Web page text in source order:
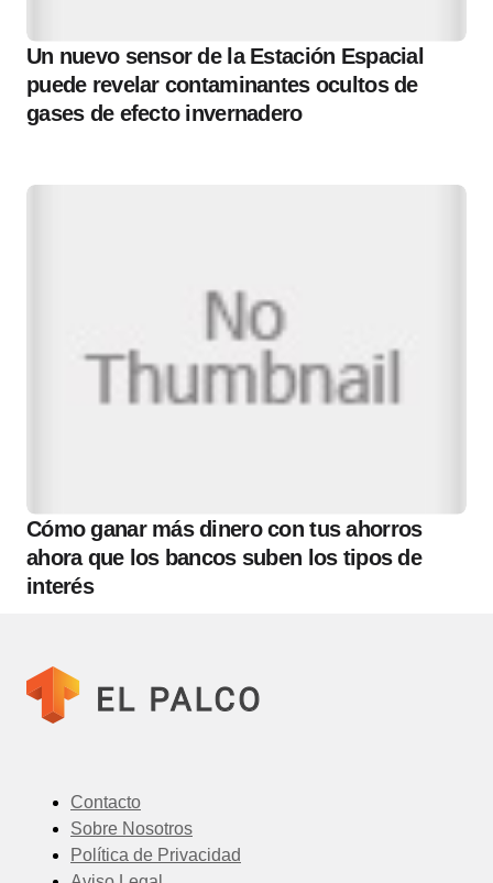
Un nuevo sensor de la Estación Espacial
puede revelar contaminantes ocultos de
gases de efecto invernadero
Cómo ganar más dinero con tus ahorros
ahora que los bancos suben los tipos de
interés
Contacto
Sobre Nosotros
Política de Privacidad